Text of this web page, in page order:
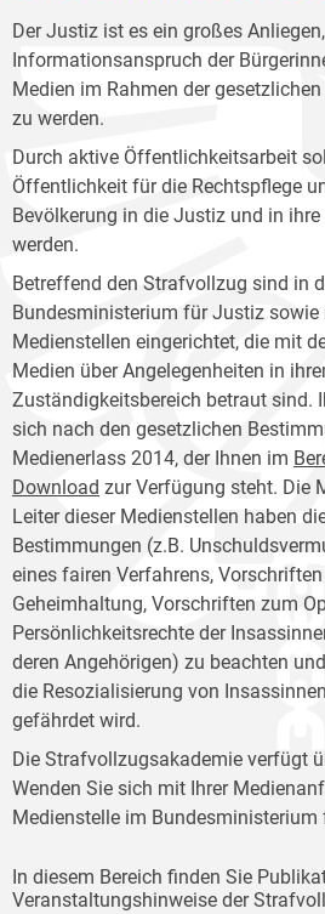
Der Justiz ist es ein großes
Informationsanspruch der
Medien im Rahmen der
zu werden.
Durch aktive Öffentlichkeitsarbeit
Öffentlichkeit für die Rechtspflege
Bevölkerung in die Justiz und in
werden.
Betreffend den Strafvollzug sind in
Bundesministerium für Justiz
Medienstellen eingerichtet, die mit
Medien über Angelegenheiten in
Zuständigkeitsbereich betraut sind.
sich nach den gesetzlichen
Medienerlass 2014, der Ihnen im
Download zur Verfügung steht. Die
Leiter dieser Medienstellen haben
Bestimmungen (z.B.
eines fairen Verfahrens,
Geheimhaltung, Vorschriften zum
Persönlichkeitsrechte der
deren Angehörigen) zu beachten
die Resozialisierung von
gefährdet wird.
Die Strafvollzugsakademie verfügt
Wenden Sie sich mit Ihrer
Medienstelle im Bundesministerium
In diesem Bereich finden Sie
Veranstaltungshinweise der